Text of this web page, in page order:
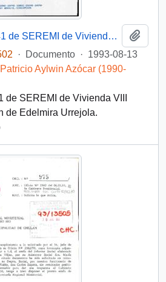
[Oficio Orden N° 1241 de SEREMI de Vivienda VIII Región]
· Documento · 1993-08-13
Aylwin Azócar (1990-
de SEREMI de Vivienda VIII
de Edelmira Urrejola.